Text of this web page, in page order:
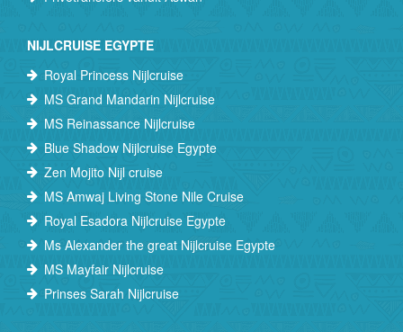
NIJLCRUISE EGYPTE
Royal Princess Nijlcruise
MS Grand Mandarin Nijlcruise
MS Reinassance Nijlcruise
Blue Shadow Nijlcruise Egypte
Zen Mojito Nijl cruise
MS Amwaj Living Stone Nile Cruise
Royal Esadora Nijlcruise Egypte
Ms Alexander the great Nijlcruise Egypte
MS Mayfair Nijlcruise
Prinses Sarah Nijlcruise